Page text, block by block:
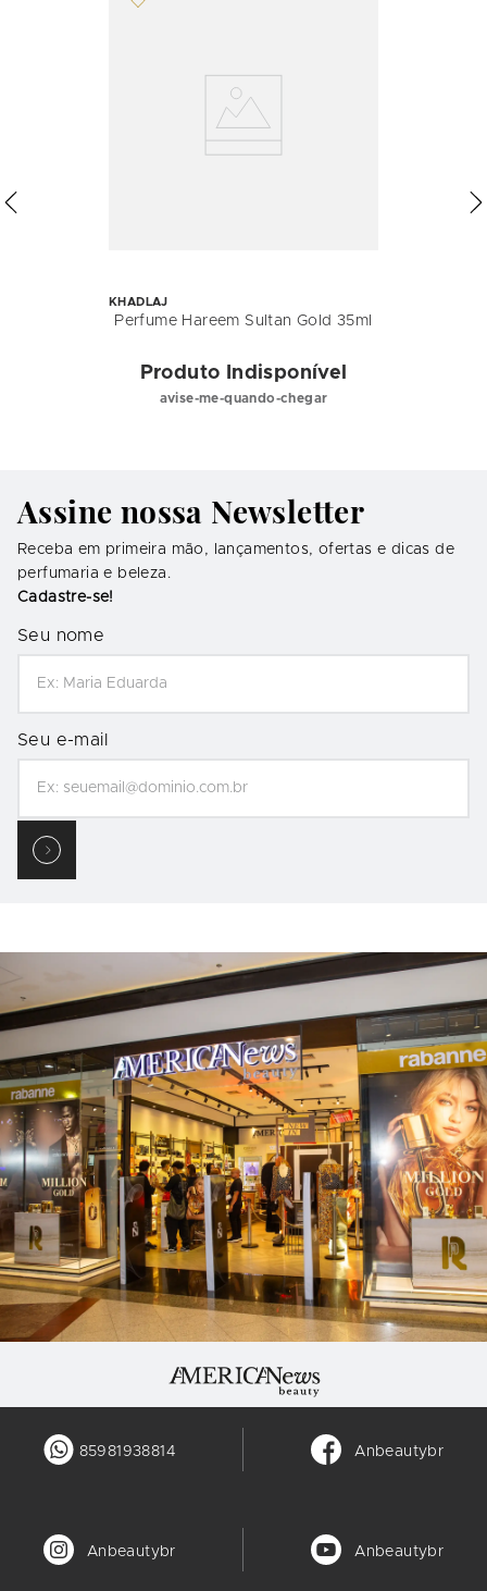
KHADLAJ
Perfume Hareem Sultan Gold 35ml
Produto Indisponível
avise-me-quando-chegar
Assine nossa Newsletter
Receba em primeira mão, lançamentos, ofertas e dicas de
perfumaria e beleza.
Cadastre-se!
Seu nome
Seu e-mail
85981938814 Anbeautybr
Anbeautybr Anbeautybr